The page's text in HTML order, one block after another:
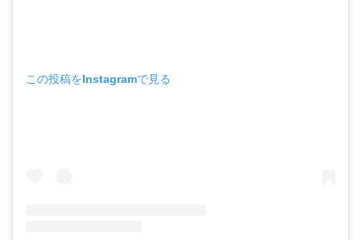
この投稿をInstagramで見る